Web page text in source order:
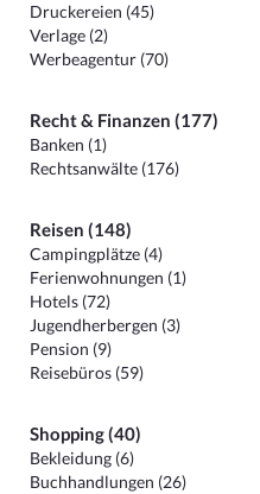
Druckereien (45)
Verlage (2)
Werbeagentur (70)
Recht & Finanzen (177)
Banken (1)
Rechtsanwälte (176)
Reisen (148)
Campingplätze (4)
Ferienwohnungen (1)
Hotels (72)
Jugendherbergen (3)
Pension (9)
Reisebüros (59)
Shopping (40)
Bekleidung (6)
Buchhandlungen (26)